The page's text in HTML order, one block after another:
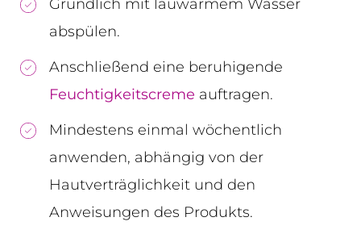
Gründlich mit lauwarmem Wasser
abspülen.
Anschließend eine beruhigende
Feuchtigkeitscreme auftragen.
Mindestens einmal wöchentlich
anwenden, abhängig von der
Hautverträglichkeit und den
Anweisungen des Produkts.